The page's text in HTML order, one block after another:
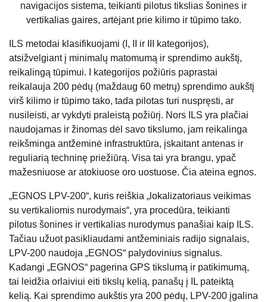
navigacijos sistema, teikianti pilotus tikslias šonines ir
vertikalias gaires, artėjant prie kilimo ir tūpimo tako.
ILS metodai klasifikuojami (I, II ir III kategorijos),
atsižvelgiant į minimalų matomumą ir sprendimo aukštį,
reikalingą tūpimui. I kategorijos požiūris paprastai
reikalauja 200 pėdų (maždaug 60 metrų) sprendimo aukštį
virš kilimo ir tūpimo tako, tada pilotas turi nuspręsti, ar
nusileisti, ar vykdyti praleistą požiūrį. Nors ILS yra plačiai
naudojamas ir žinomas dėl savo tikslumo, jam reikalinga
reikšminga antžeminė infrastruktūra, įskaitant antenas ir
reguliarią techninę priežiūrą. Visa tai yra brangu, ypač
mažesniuose ar atokiuose oro uostuose. Čia ateina egnos.
„EGNOS LPV-200“, kuris reiškia „lokalizatoriaus veikimas
su vertikaliomis nurodymais“, yra procedūra, teikianti
pilotus šonines ir vertikalias nurodymus panašiai kaip ILS.
Tačiau užuot pasikliaudami antžeminiais radijo signalais,
LPV-200 naudoja „EGNOS“ palydovinius signalus.
Kadangi „EGNOS“ pagerina GPS tikslumą ir patikimumą,
tai leidžia orlaiviui eiti tikslų kelią, panašų į IL pateiktą
kelią. Kai sprendimo aukštis yra 200 pėdų, LPV-200 įgalina